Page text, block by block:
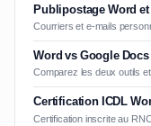
Publipostage Word
Courriers et e-mails
Word vs Google
Comparez les deux outils
Certification ICDL
Certification inscrite au